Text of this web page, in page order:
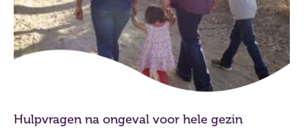
Hulpvragen na ongeval voor hele gezin